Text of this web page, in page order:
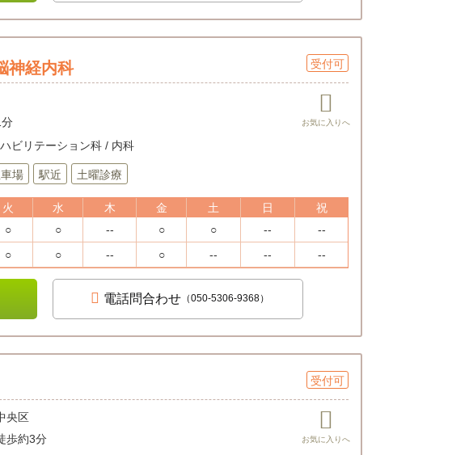
受付可
神経内科
ビリテーション科 / 内科
場 駅近 土曜診療
火 水 木 金 土 日
祝
○ ○ -- ○ ○ --
--
○ ○ -- ○ -- -- --
電話問合わせ （050-5306-9368）
受付可
央区
歩約3分